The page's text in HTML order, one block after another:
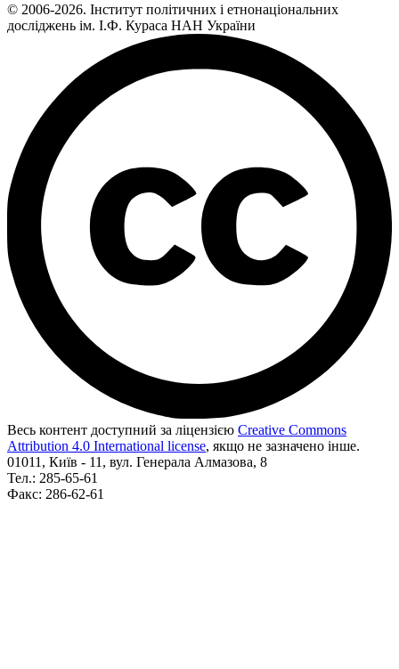
© 2006-2026. Інститут політичних і етнонаціональних
досліджень ім. І.Ф. Кураса НАН України
Весь контент доступний за ліцензією Creative Commons
Attribution 4.0 International license, якщо не зазначено інше.
01011, Київ - 11, вул. Генерала Алмазова, 8
Тел.: 285-65-61
Факс: 286-62-61